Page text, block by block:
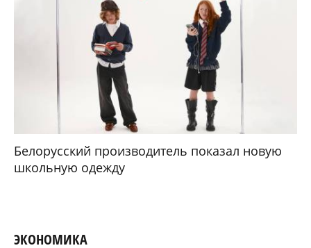
Белорусский производитель показал новую
школьную одежду
ЭКОНОМИКА